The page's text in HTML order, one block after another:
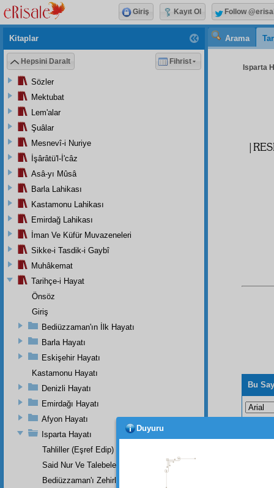
Arama
Isparta
Bu
Kitaplar
Hepsini Daralt Fihrist
Sözler
Mektubat
Lem'alar
Şuâlar
Mesnevî-i Nuriye
İşârâtü'l-İ'câz
Asâ-yı Mûsâ
Barla Lahikası
Kastamonu Lahikası
Emirdağ Lahikası
İman Ve Küfür Muvazeneleri
Sikke-i Tasdik-i Gaybî
Muhâkemat
Tarihçe-i Hayat
Önsöz
Giriş
Bediüzzaman'ın İlk Hayatı
Barla Hayatı
Eskişehir Hayatı
Kastamonu Hayatı
Denizli Hayatı
Emirdağı Hayatı
Afyon Hayatı
Isparta Hayatı
Tahliller (Eşref Edip)
Said Nur Ve Talebeleri
Bediüzzaman'ı Zehirlediler
Giriş Kayıt Ol Follow
Duyuru